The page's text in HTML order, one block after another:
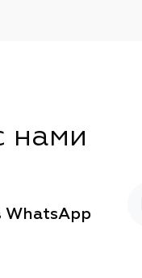
нами
WhatsApp